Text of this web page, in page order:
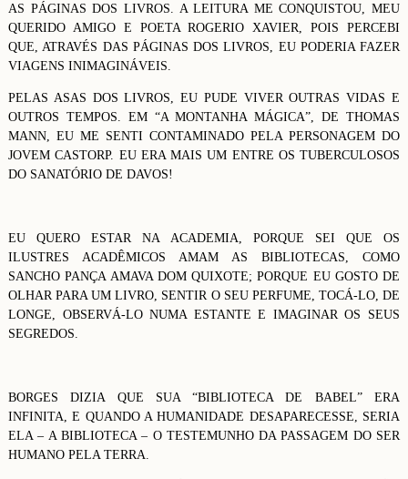
AS PÁGINAS DOS LIVROS. A LEITURA ME CONQUISTOU, MEU
QUERIDO AMIGO E POETA ROGERIO XAVIER, POIS PERCEBI
QUE, ATRAVÉS DAS PÁGINAS DOS LIVROS, EU PODERIA FAZER
VIAGENS INIMAGINÁVEIS.
PELAS ASAS DOS LIVROS, EU PUDE VIVER OUTRAS VIDAS E
OUTROS TEMPOS. EM “A MONTANHA MÁGICA”, DE THOMAS
MANN, EU ME SENTI CONTAMINADO PELA PERSONAGEM DO
JOVEM CASTORP. EU ERA MAIS UM ENTRE OS TUBERCULOSOS
DO SANATÓRIO DE DAVOS!
EU QUERO ESTAR NA ACADEMIA, PORQUE SEI QUE OS
ILUSTRES ACADÊMICOS AMAM AS BIBLIOTECAS, COMO
SANCHO PANÇA AMAVA DOM QUIXOTE; PORQUE EU GOSTO DE
OLHAR PARA UM LIVRO, SENTIR O SEU PERFUME, TOCÁ-LO, DE
LONGE, OBSERVÁ-LO NUMA ESTANTE E IMAGINAR OS SEUS
SEGREDOS.
BORGES DIZIA QUE SUA “BIBLIOTECA DE BABEL” ERA
INFINITA, E QUANDO A HUMANIDADE DESAPARECESSE, SERIA
ELA – A BIBLIOTECA – O TESTEMUNHO DA PASSAGEM DO SER
HUMANO PELA TERRA.